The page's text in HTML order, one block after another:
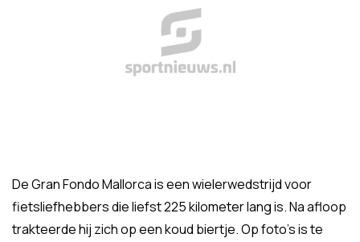
De Gran Fondo Mallorca is een wielerwedstrijd voor
fietsliefhebbers die liefst 225 kilometer lang is. Na afloop
trakteerde hij zich op een koud biertje. Op foto's is te